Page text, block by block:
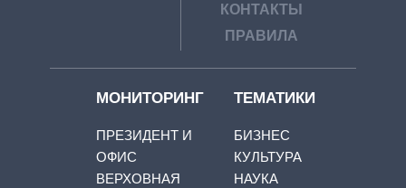
КОНТАКТЫ
ПРАВИЛА
МОНИТОРИНГ
ПРЕЗИДЕНТ И
ОФИС
ВЕРХОВНАЯ
ТЕМАТИКИ
БИЗНЕС
КУЛЬТУРА
НАУКА